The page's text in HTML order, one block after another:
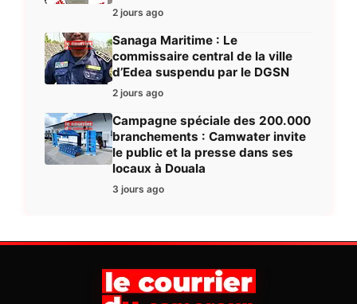
2 jours ago
Sanaga Maritime : Le
commissaire central de la ville
d’Edea suspendu par le DGSN
2 jours ago
Campagne spéciale des 200.000
branchements : Camwater invite
le public et la presse dans ses
locaux à Douala
3 jours ago